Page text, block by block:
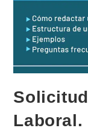
Laboral.